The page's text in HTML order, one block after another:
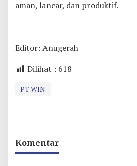
aman, lancar, dan produktif.
Editor: Anugerah
Dilihat : 618
PT WIN
Komentar